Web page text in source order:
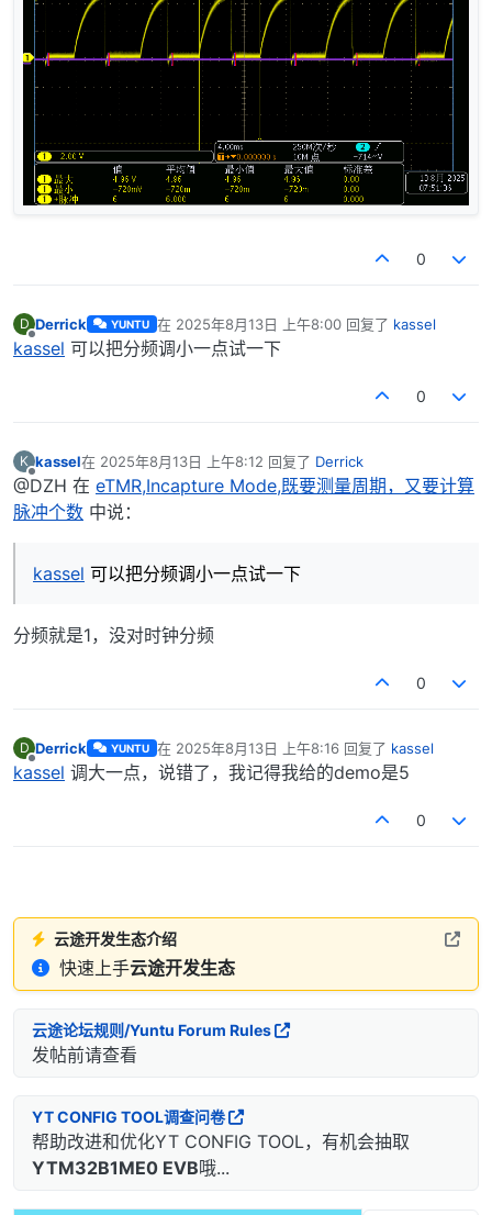
0
D
离线
Derrick YUNTU 在 2025年8月13日 上午8:00回复了 kassel
最后由 编辑
kassel 可以把分频调小一点试一下
0
K
离线
kassel在 2025年8月13日 上午8:12 回复了 Derrick
最后由 编辑
@DZH 在 eTMR,Incapture Mode,既要测量周期，又要计算
脉冲个数 中说：
kassel 可以把分频调小一点试一下
分频就是1，没对时钟分频
0
D
离线
Derrick YUNTU 在 2025年8月13日 上午8:16回复了 kassel
最后由 编辑
kassel 调大一点，说错了，我记得我给的demo是5
0
云途开发生态介绍
快速上手云途开发生态
云途论坛规则/Yuntu Forum Rules
发帖前请查看
YT CONFIG TOOL调查问卷
帮助改进和优化YT CONFIG TOOL，有机会抽取
YTM32B1ME0 EVB哦...